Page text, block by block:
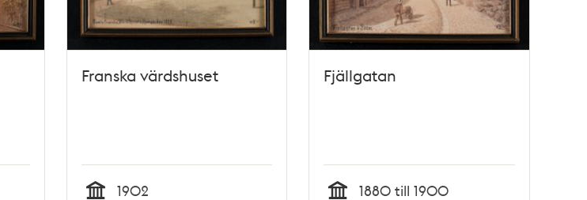
Franska värdshuset
1902
Fjällgatan
1880 till 1900